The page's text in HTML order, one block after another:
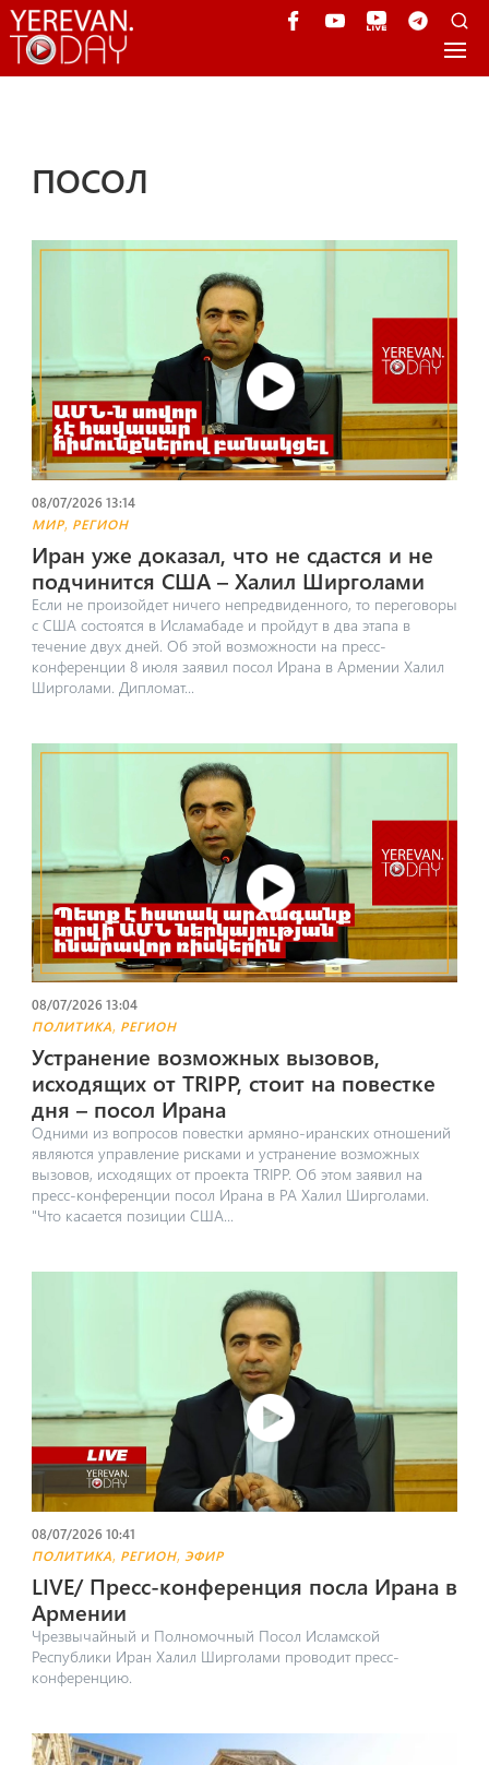
ПОСОЛ
08/07/2026 13:14
МИР, РЕГИОН
Иран уже доказал, что не сдастся и не
подчинится США – Халил Ширголами
Если не произойдет ничего непредвиденного, то переговоры
с США состоятся в Исламабаде и пройдут в два этапа в
течение двух дней. Об этой возможности на пресс-
конференции 8 июля заявил посол Ирана в Армении Халил
Ширголами. ​Дипломат...
08/07/2026 13:04
ПОЛИТИКА, РЕГИОН
Устранение возможных вызовов,
исходящих от TRIPP, стоит на повестке
дня – посол Ирана
​Одними из вопросов повестки армяно-иранских отношений
являются управление рисками и устранение возможных
вызовов, исходящих от проекта TRIPP. Об этом заявил на
пресс-конференции посол Ирана в РА Халил Ширголами.
"Что касается позиции США...
08/07/2026 10:41
ПОЛИТИКА, РЕГИОН, ЭФИР
LIVE/ Пресс-конференция посла Ирана в
Армении
Чрезвычайный и Полномочный Посол Исламской
Республики Иран Халил Ширголами проводит пресс-
конференцию.